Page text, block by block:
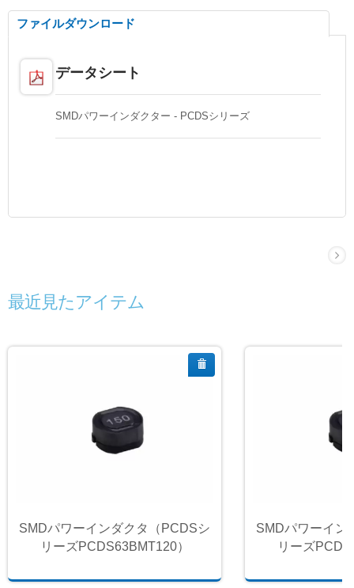
ファイルダウンロード
データシート
SMDパワーインダクター - PCDSシリーズ
最近見たアイテム
SMDパワーインダクタ（PCDSシ
リーズPCDS63BMT120）
SMDパワーイン
リーズ